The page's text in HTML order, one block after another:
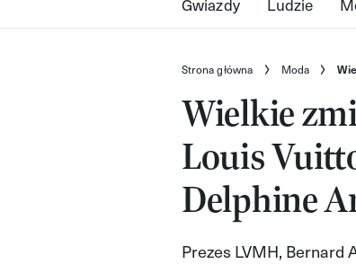
Strona główna Moda
Wielkie
Louis
Delphine
Prezes LVMH, Bernard